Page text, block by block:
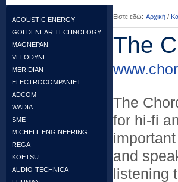
ACOUSTIC ENERGY
GOLDENEAR TECHNOLOGY
MAGNEPAN
VELODYNE
MERIDIAN
ELECTROCOMPANIET
ADCOM
WADIA
SME
MICHELL ENGINEERING
REGA
KOETSU
AUDIO-TECHNICA
Είστε εδώ: Αρχική /
The
The
for hi-fi
and
listening